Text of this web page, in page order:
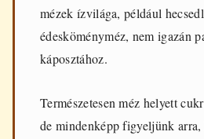
mézek ízvilága, például
édesköményméz, nem igazán
káposztához.
Természetesen méz helyett
de mindenképp figyeljünk